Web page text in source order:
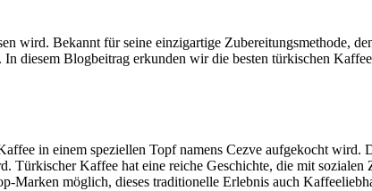
wird. Bekannt für seine einzigartige Zubereitungsmethode,
diesem Blogbeitrag erkunden wir die besten türkischen
in einem speziellen Topf namens Cezve aufgekocht wird.
Türkischer Kaffee hat eine reiche Geschichte, die mit
Marken möglich, dieses traditionelle Erlebnis auch